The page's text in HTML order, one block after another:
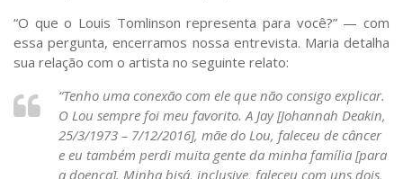
“O que o Louis Tomlinson representa para você?” — com
essa pergunta, encerramos nossa entrevista. Maria detalha
sua relação com o artista no seguinte relato:
“Tenho uma conexão com ele que não consigo explicar.
O Lou sempre foi meu favorito. A Jay[Johannah Deakin,
25/3/1973 – 7/12/2016], mãe do Lou, faleceu de câncer
e eu também perdi muita gente da minha família [para
a doença]. Minha bisá, inclusive, faleceu com uns dois,